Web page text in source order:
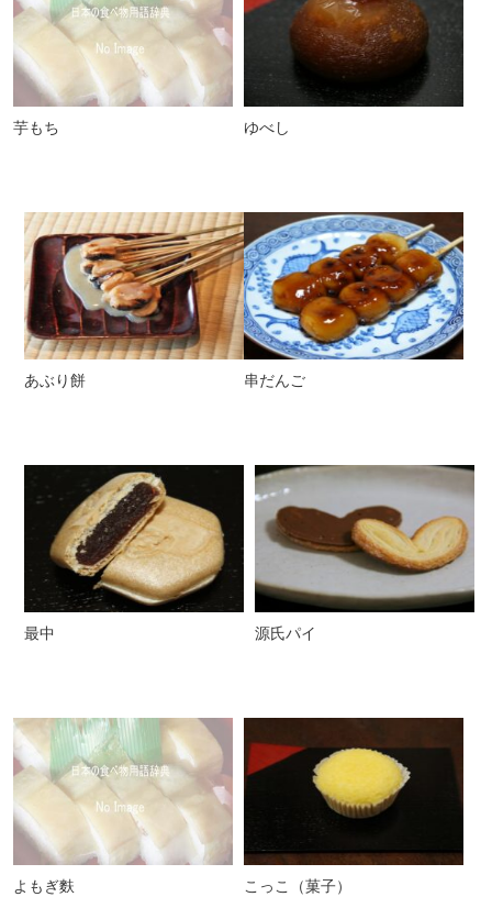
芋もち ゆべし
あぶり餅 串だんご
最中 源氏パイ
よもぎ麩 こっこ（菓子）